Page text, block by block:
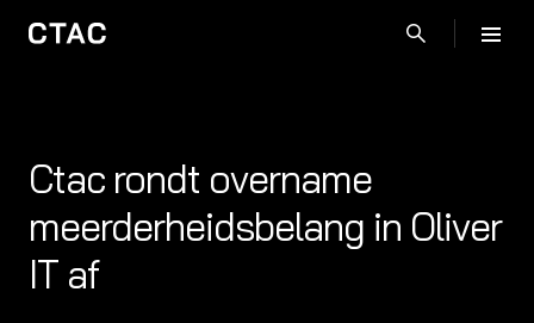
Ctac rondt overname
meerderheidsbelang in Oliver
IT af